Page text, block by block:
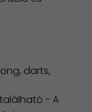
darts,
- A